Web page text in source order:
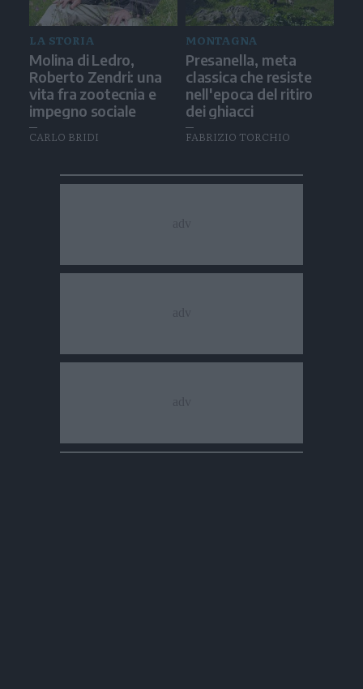
LA STORIA
Molina di Ledro,
Roberto Zendri: una
vita fra zootecnia e
impegno sociale
CARLO BRIDI
MONTAGNA
Presanella, meta
classica che resiste
nell'epoca del ritiro
dei ghiacci
FABRIZIO TORCHIO